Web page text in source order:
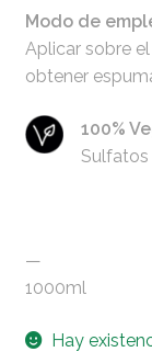
Modo de
Aplicar sobre
obtener
100%
Sulfatos
—
1000ml
Hay